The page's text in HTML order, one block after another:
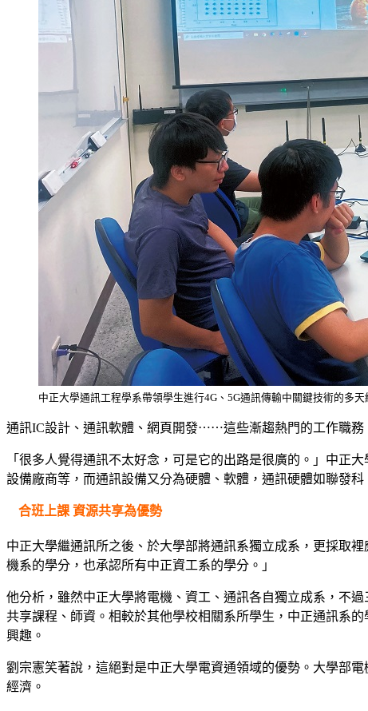
中正大學通訊工程學系帶領學生進行4G、5G通訊傳輸中關鍵技術的多
通訊IC設計、通訊軟體、網頁開發⋯⋯這些漸趨熱門的工作職務
「很多人覺得通訊不太好念，可是它的出路是很廣的。」中正
設備廠商等，而通訊設備又分為硬體、軟體，通訊硬體如聯發
合班上課 資源共享為優勢
中正大學繼通訊所之後、於大學部將通訊系獨立成系，更採取
機系的學分，也承認所有中正資工系的學分。」
他分析，雖然中正大學將電機、資工、通訊各自獨立成系，不
共享課程、師資。相較於其他學校相關系所學生，中正通訊系
興趣。
劉宗憲笑著說，這絕對是中正大學電資通領域的優勢。大學部
經濟。